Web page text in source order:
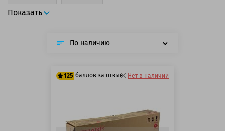
Показать
По наличию
125 баллов за отзыв Нет в наличии